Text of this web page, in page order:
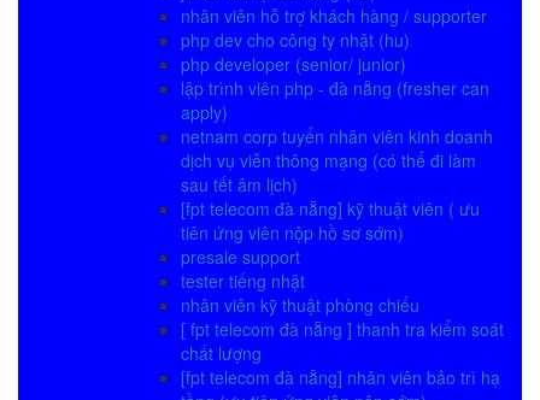
nhân viên hỗ trợ khách hàng / supporter
php dev cho công ty nhật (hu)
php developer (senior/ junior)
lập trình viên php - đà nẵng (fresher can
apply)
netnam corp tuyển nhân viên kinh doanh
dịch vụ viễn thông mạng (có thể đi làm
sau tết âm lịch)
[fpt telecom đà nẵng] kỹ thuật viên ( ưu
tiên ứng viên nộp hồ sơ sớm)
presale support
tester tiếng nhật
nhân viên kỹ thuật phòng chiếu
[ fpt telecom đà nẵng ] thanh tra kiểm soát
chất lượng
[fpt telecom đà nẵng] nhân viên bảo trì hạ